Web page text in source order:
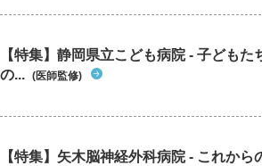
【特集】静岡県立こども病院 - 子ども
の... (医師監修)
【特集】矢木脳神経外科病院 - これか